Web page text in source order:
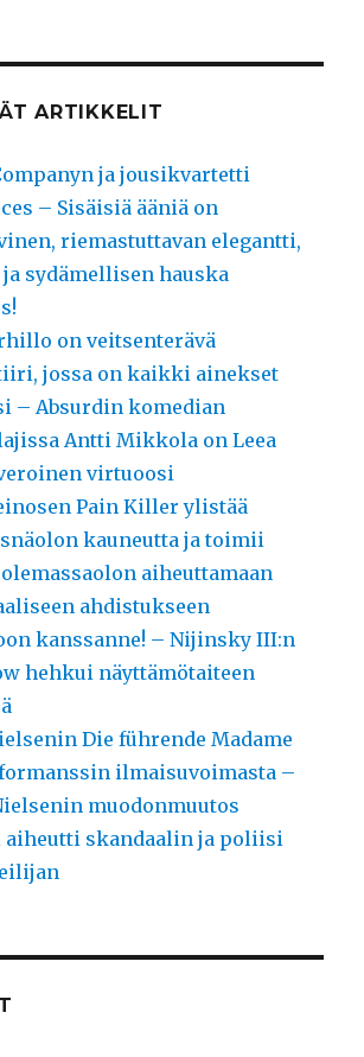
ARTIKKELIT
ja jousikvartetti
– Sisäisiä ääniä on
riemastuttavan elegantti,
sydämellisen hauska
on veitsenterävä
jossa on kaikki ainekset
– Absurdin komedian
Antti Mikkola on Leea
virtuoosi
Pain Killer ylistää
kauneutta ja toimii
aiheuttamaan
ahdistukseen
kanssanne! – Nijinsky III:n
hehkui näyttämötaiteen
Die führende Madame
ilmaisuvoimasta –
muodonmuutos
skandaalin ja poliisi